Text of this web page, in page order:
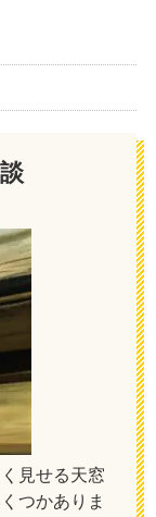
見せる天窓
つかありま